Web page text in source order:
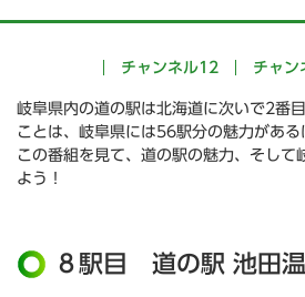
チャンネル12 チャン
岐阜県内の道の駅は北海道に次いで2番
ことは、岐阜県には56駅分の魅力がある
この番組を見て、道の駅の魅力、そして
よう！
８駅目 道の駅 池田